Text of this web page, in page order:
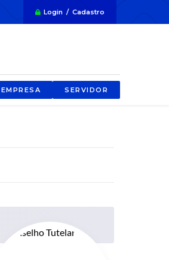
Login / Cadastro
EMPRESA SERVIDOR